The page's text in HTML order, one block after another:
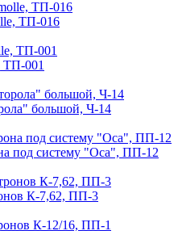
ТП-016
ТП-001
большой, Ч-14
под систему "Оса", ПП-12
К-7,62, ПП-3